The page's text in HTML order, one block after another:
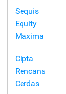
Sequis
Equity
Maxima
Cipta
Rencana
Cerdas